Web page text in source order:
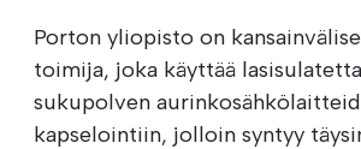
Porton yliopisto on
toimija, joka käyttää
sukupolven
kapselointiin, jolloin syntyy